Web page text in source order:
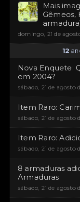
Mais
Gêmeos,
domingo, 21 de
12
Nova Enquete:
em 2004?
sábado, 21 de
Item Raro:
sábado, 21 de agosto
Item Raro:
sábado, 21 de agosto
8 armaduras
Armaduras
sábado, 21 de